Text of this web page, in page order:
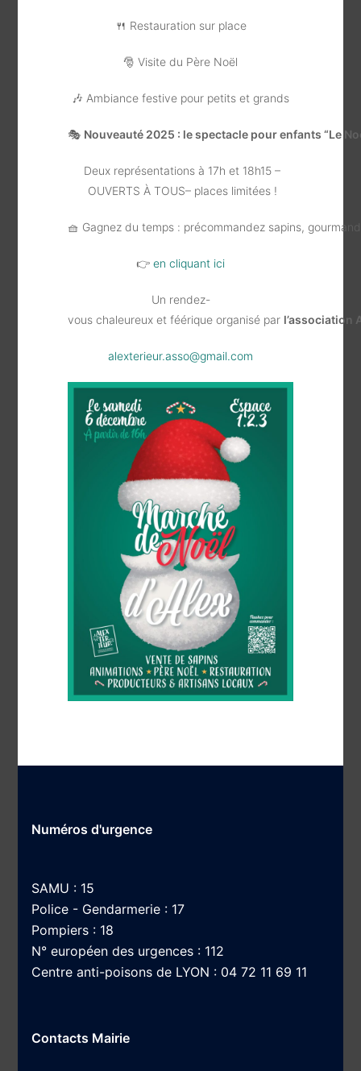
🍴 Restauration sur place
🎅 Visite du Père Noël
🎶 Ambiance festive pour petits et grands
🎭 Nouveauté 2025 : le spectacle pour enfants “Le
Deux représentations à 17h et 18h15 –
OUVERTS À TOUS– places limitées !
🧺 Gagnez du temps : précommandez sapins,
👉 en cliquant ici
Un rendez-
vous chaleureux et féérique organisé par l’association
alexterieur.asso@gmail.com
Numéros d'urgence
SAMU : 15
Police - Gendarmerie : 17
Pompiers : 18
N° européen des urgences : 112
Centre anti-poisons de LYON : 04 72 11 69 11
Contacts Mairie